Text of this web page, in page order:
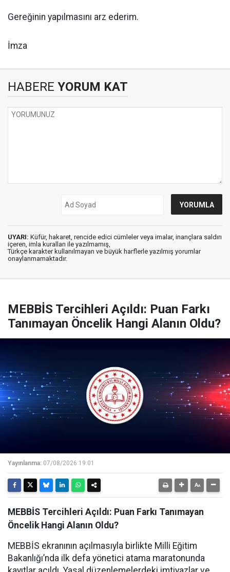
Gereğinin yapılmasını arz ederim.
İmza
HABERE YORUM KAT
UYARI: Küfür, hakaret, rencide edici cümleler veya imalar, inançlara saldırı
içeren, imla kuralları ile yazılmamış,
Türkçe karakter kullanılmayan ve büyük harflerle yazılmış yorumlar
onaylanmamaktadır.
MEBBİS Tercihleri Açıldı: Puan Farkı
Tanımayan Öncelik Hangi Alanın Oldu?
Yayınlanma: 07/08/2026 19:01
MEBBİS Tercihleri Açıldı: Puan Farkı Tanımayan
Öncelik Hangi Alanın Oldu?
MEBBİS ekranının açılmasıyla birlikte Milli Eğitim
Bakanlığı’nda ilk defa yönetici atama maratonunda